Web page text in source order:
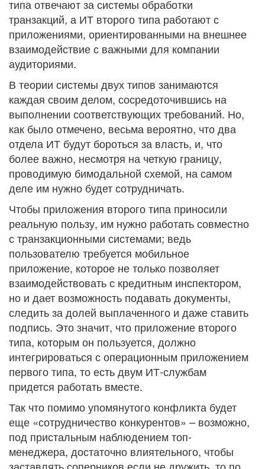
типа отвечают за системы обработки
транзакций, а ИТ второго типа работают с
приложениями, ориентированными на внешнее
взаимодействие с важными для компании
аудиториями.
В теории системы двух типов занимаются
каждая своим делом, сосредоточившись на
выполнении соответствующих требований. Но,
как было отмечено, весьма вероятно, что два
отдела ИТ будут бороться за власть, и, что
более важно, несмотря на четкую границу,
проводимую бимодальной схемой, на самом
деле им нужно будет сотрудничать.
Чтобы приложения второго типа приносили
реальную пользу, им нужно работать совместно
с транзакционными системами; ведь
пользователю требуется мобильное
приложение, которое не только позволяет
взаимодействовать с кредитным инспектором,
но и дает возможность подавать документы,
следить за долей выплаченного и даже ставить
подпись. Это значит, что приложение второго
типа, которым он пользуется, должно
интегрироваться с операционным приложением
первого типа, то есть двум ИТ-службам
придется работать вместе.
Так что помимо упомянутого конфликта будет
еще «сотрудничество конкурентов» – возможно,
под пристальным наблюдением топ-
менеджера, достаточно влиятельного, чтобы